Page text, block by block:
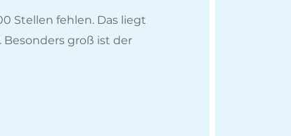
Stellen fehlen. Das liegt
groß ist der